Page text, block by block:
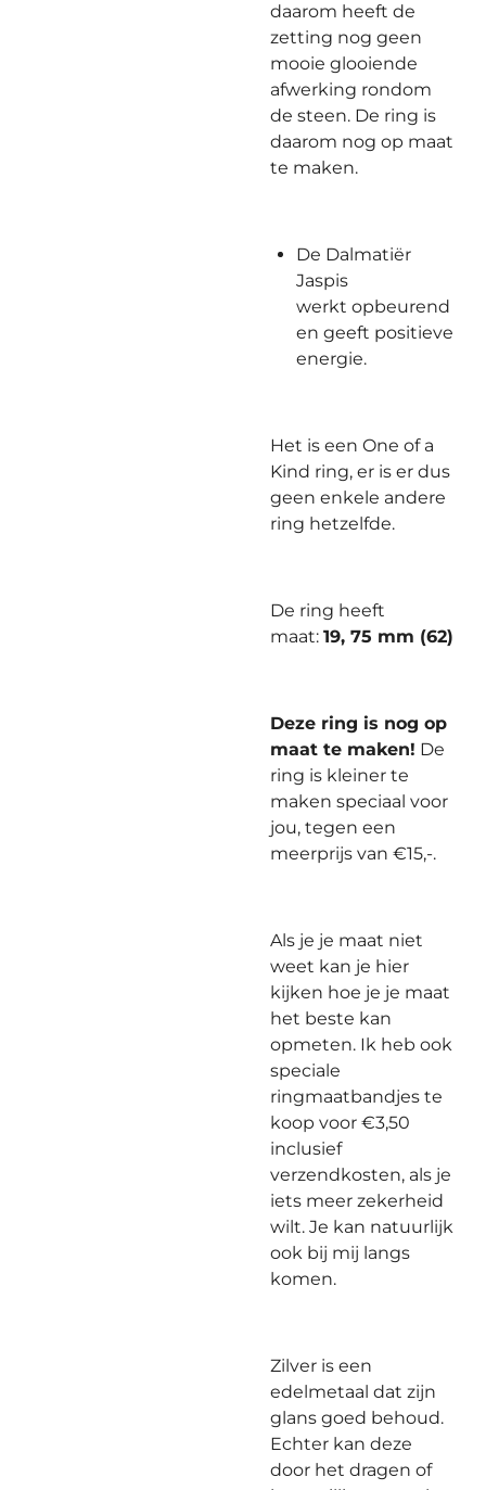
daarom heeft de
zetting nog geen
mooie glooiende
afwerking rondom
de steen. De ring is
daarom nog op maat
te maken.
De Dalmatiër
Jaspis
werkt opbeurend
en geeft positieve
energie.
Het is een One of a
Kind ring, er is er dus
geen enkele andere
ring hetzelfde.
De ring heeft
maat: 19, 75 mm (62)
Deze ring is nog op
maat te maken! De
ring is kleiner te
maken speciaal voor
jou, tegen een
meerprijs van €15,-.
Als je je maat niet
weet kan je hier
kijken hoe je je maat
het beste kan
opmeten. Ik heb ook
speciale
ringmaatbandjes te
koop voor €3,50
inclusief
verzendkosten, als je
iets meer zekerheid
wilt. Je kan natuurlijk
ook bij mij langs
komen.
Zilver is een
edelmetaal dat zijn
glans goed behoud.
Echter kan deze
door het dragen of